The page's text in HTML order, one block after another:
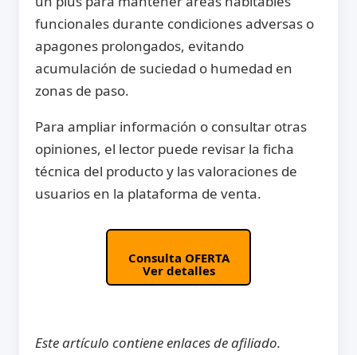
funcionales durante condiciones adversas o
apagones prolongados, evitando
acumulación de suciedad o humedad en
zonas de paso.
Para ampliar información o consultar otras
opiniones, el lector puede revisar la ficha
técnica del producto y las valoraciones de
usuarios en la plataforma de venta.
Consulta OFERTA
Ver detalles
Este artículo contiene enlaces de afiliado.